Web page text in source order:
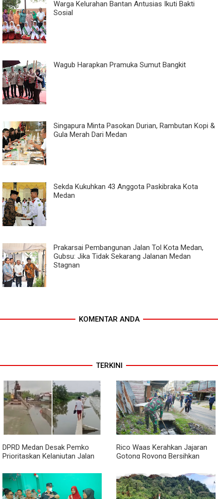
Warga Kelurahan Bantan Antusias Ikuti Bakti
Sosial
Wagub Harapkan Pramuka Sumut Bangkit
Singapura Minta Pasokan Durian, Rambutan Kopi &
Gula Merah Dari Medan
Sekda Kukuhkan 43 Anggota Paskibraka Kota
Medan
Prakarsai Pembangunan Jalan Tol Kota Medan,
Gubsu: Jika Tidak Sekarang Jalanan Medan
Stagnan
KOMENTAR ANDA
TERKINI
DPRD Medan Desak Pemko
Prioritaskan Kelanjutan Jalan
Mangkrak
Rico Waas Kerahkan Jajaran
Gotong Royong Bersihkan
Sedimentasi Tebal